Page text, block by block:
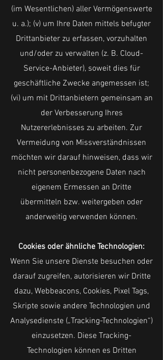
(im Wesentlichen) aller Vermögenswerte
u. a.); (v) um Ihre Daten mittels befugter
Drittanbieter zu erfassen, vorzuhalten
und/oder zu verwalten (z. B. Cloud-
Service-Anbieter), soweit dies für
geschäftliche Zwecke angemessen ist;
(vi) um mit Drittanbietern gemeinsam an
der Verbesserung Ihres
Nutzererlebnisses zu arbeiten. Zur
Vermeidung von Missverständnissen
möchten wir darauf hinweisen, dass wir
nicht personenbezogene Daten nach
eigenem Ermessen an Dritte
übermitteln bzw. weitergeben oder
anderweitig verwenden können.
Cookies oder ähnliche Technologien:
Wenn Sie unsere Dienste besuchen oder
darauf zugreifen, autorisieren wir Dritte
dazu, Webbeacons, Cookies, Pixel Tags,
Skripte sowie andere Technologien und
Analysedienste („Tracking-Technologien“)
einzusetzen. Diese Tracking-
Technologien können es Dritten